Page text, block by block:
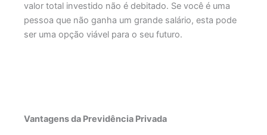
valor total investido não é debitado. Se você é uma
pessoa que não ganha um grande salário, esta pode
ser uma opção viável para o seu futuro.
Vantagens da Previdência Privada